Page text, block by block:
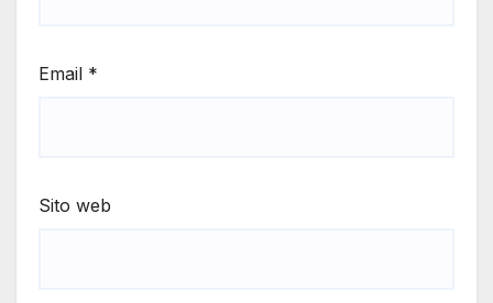
Email *
Sito web